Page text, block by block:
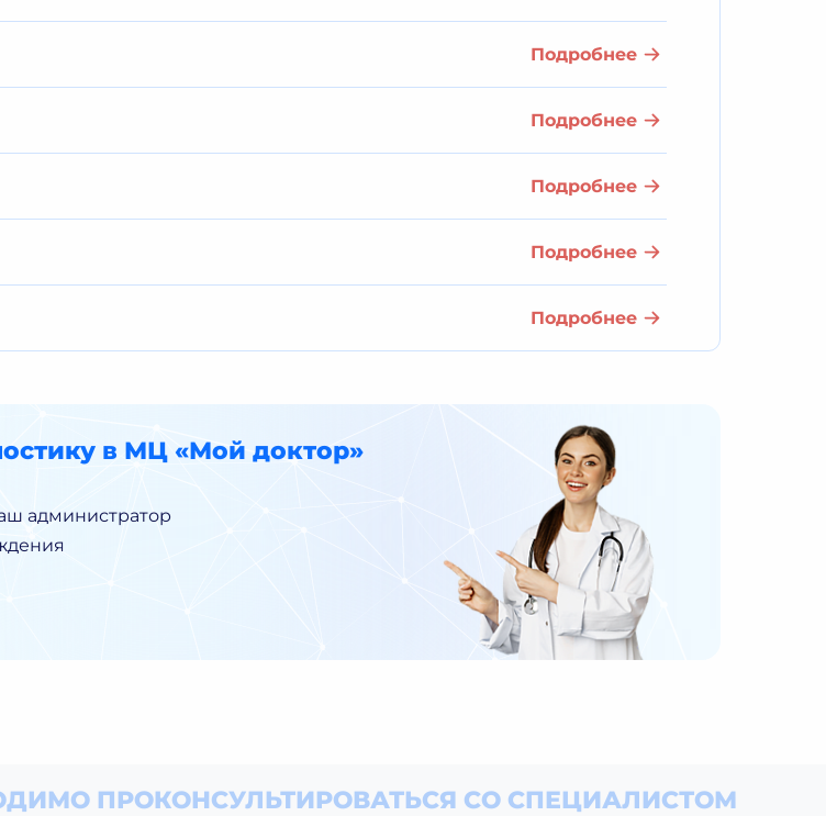
Подробнее
Подробнее
Подробнее
Подробнее
Подробнее
в МЦ «Мой доктор»
администратор
ПРОКОНСУЛЬТИРОВАТЬСЯ СО СПЕЦИАЛИСТОМ